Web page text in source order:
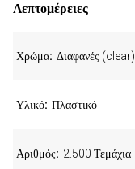
Λεπτομέρειες
Χρώμα Διαφανές (clear)
Υλικό Πλαστικό
Αριθμός 2.500 Τεμάχια